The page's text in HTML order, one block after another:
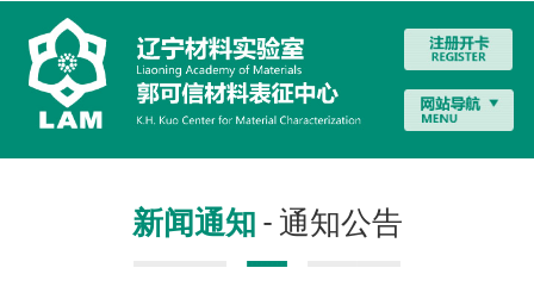
新闻通知 - 通知公告